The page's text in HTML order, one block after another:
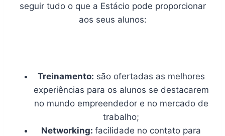
seguir tudo o que a Estácio pode proporcionar
aos seus alunos:
Treinamento: são ofertadas as melhores
experiências para os alunos se destacarem
no mundo empreendedor e no mercado de
trabalho;
Networking: facilidade no contato para